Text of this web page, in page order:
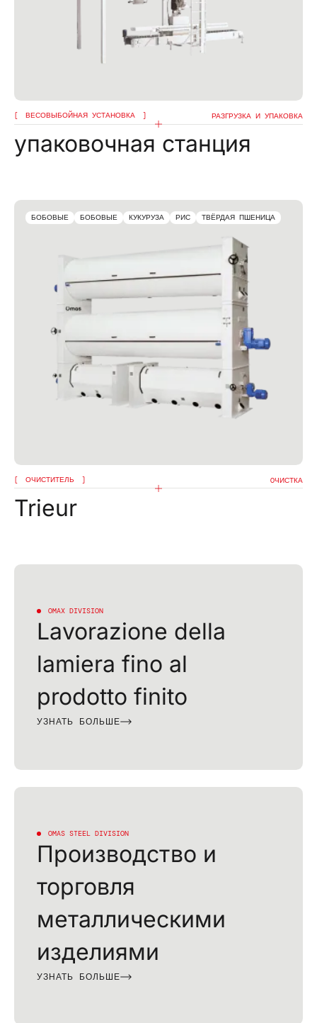
ВЕСОВЫБОЙНАЯ УСТАНОВКА РАЗГРУЗКА И УПАКОВКА
упаковочная станция
БОБОВЫЕ БОБОВЫЕ КУКУРУЗА РИС ТВЁРДАЯ ПШЕНИЦА
ОЧИСТИТЕЛЬ OЧИСТКА
Trieur
OMAX DIVISION
Lavorazione della
lamiera fino al
prodotto finito
УЗНАТЬ БОЛЬШЕ
OMAS STEEL DIVISION
Производство и
торговля
металлическими
изделиями
УЗНАТЬ БОЛЬШЕ